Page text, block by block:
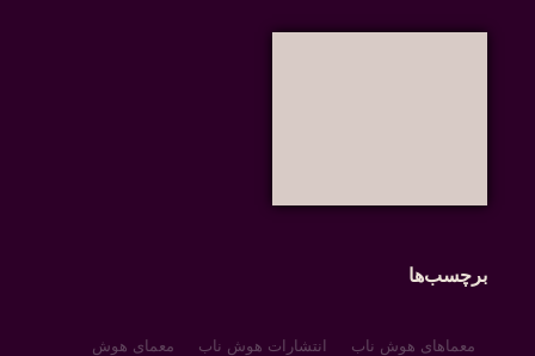
برچسب‌ها
معماهای هوش ناب انتشارات هوش ناب معمای هوش